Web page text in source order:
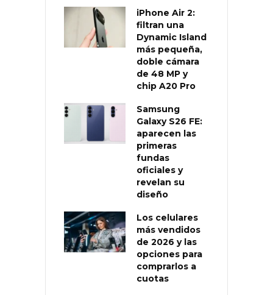
iPhone Air 2:
filtran una
Dynamic Island
más pequeña,
doble cámara
de 48 MP y
chip A20 Pro
Samsung
Galaxy S26 FE:
aparecen las
primeras
fundas
oficiales y
revelan su
diseño
Los celulares
más vendidos
de 2026 y las
opciones para
comprarlos a
cuotas